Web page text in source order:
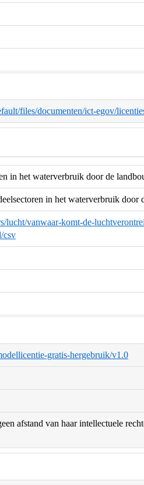
files/documenten/ict-egov/
in het waterverbruik door de
in het waterverbruik
lucht/vanwaar-komt-de-
csv
gratis-hergebruik/v1.0
afstand van haar intellectuele